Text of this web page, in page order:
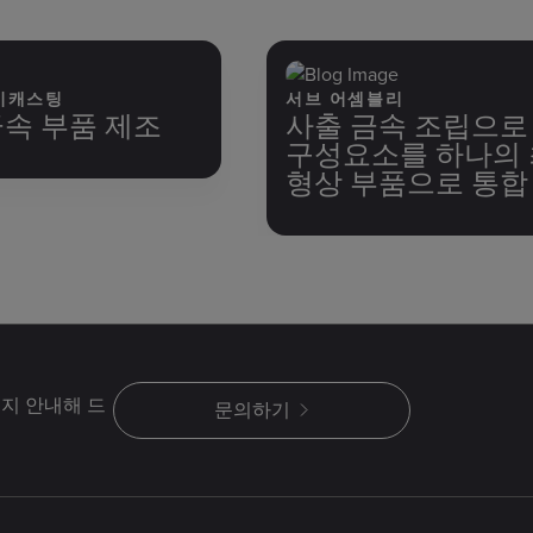
스팅
부품 제조
서브 어셈블리
사출 금속 조립으
구성요소를 하나의
형상 부품으로 통합
안내해 드 문의하기